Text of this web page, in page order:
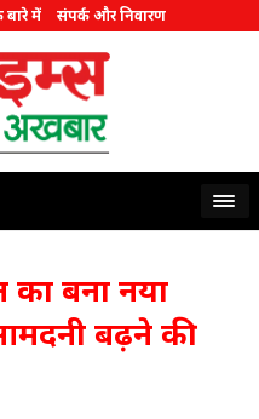
में संपर्क और निवारण
का बना नया
बढ़ने की